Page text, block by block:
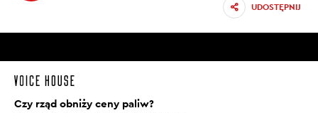
UDOSTĘPNIJ
Czy rząd obniży ceny paliw?